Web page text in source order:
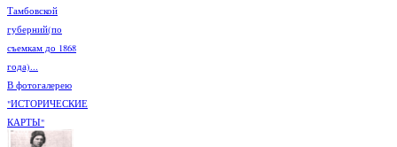
Тамбовской
губерний(по
съемкам до 1868
года)...
В фотогалерею
"ИСТОРИЧЕСКИЕ
КАРТЫ"